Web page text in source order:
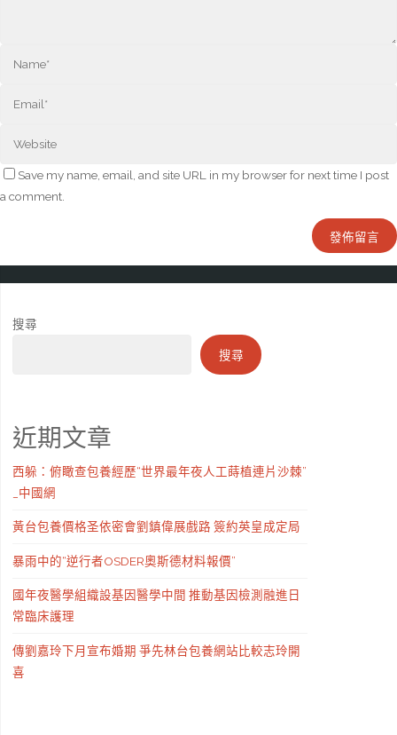
Save my name, email, and site URL in my browser for next time I post
a comment.
搜尋
搜尋
近期文章
西躲：俯瞰查包養經歷“世界最年夜人工蒔植連片沙棘”
_中國網
黃台包養價格圣依密會劉鎮偉展戲路 簽約英皇成定局
暴雨中的“逆行者OSDER奧斯德材料報價”
國年夜醫學組織設基因醫學中間 推動基因檢測融進日
常臨床護理
傳劉嘉玲下月宣布婚期 爭先林台包養網站比較志玲開
喜